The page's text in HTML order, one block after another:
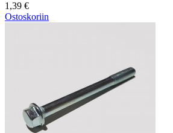
1,39 €
Ostoskoriin